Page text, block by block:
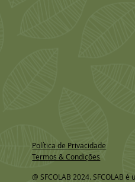
Política de Privacidade
Termos & Condições
@ SFCOLAB 2024. SFCOLAB